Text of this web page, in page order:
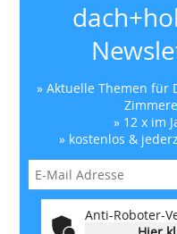
» Aktuelle Themen für
» 12 x im
» kostenlos &
Anti-Roboter-